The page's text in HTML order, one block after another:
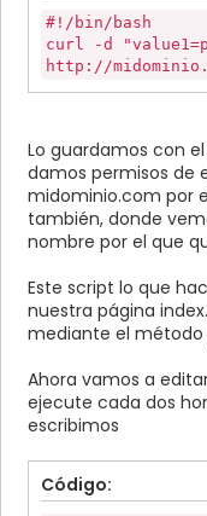
#!/bin/bash
curl -d
http://
Lo guardamos con
damos permisos de
midominio.com por
también, donde
nombre por el que
Este script lo que
nuestra página
mediante el método
Ahora vamos a
ejecute cada dos
escribimos
Código: